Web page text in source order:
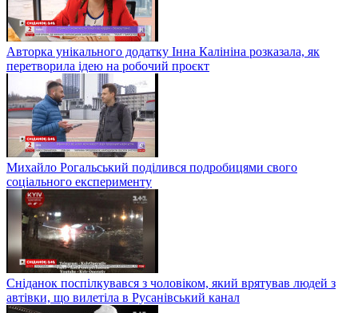
Авторка унікального додатку Інна Калініна розказала, як
перетворила ідею на робочий проєкт
Михайло Рогальський поділився подробицями свого
соціального експерименту
Сніданок поспілкувався з чоловіком, який врятував людей з
автівки, що вилетіла в Русанівський канал